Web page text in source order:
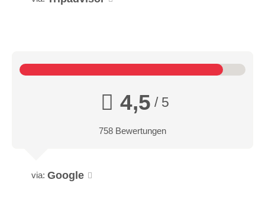
4,5 / 5
758 Bewertungen
via: Google